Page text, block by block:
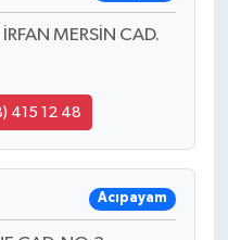
MERSİN CAD.
415 12 48
Acıpayam